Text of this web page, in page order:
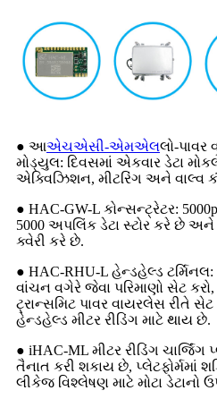
● આએચએસી-એમએલલો-પાવર
મોડ્યુલ: દિવસમાં એકવાર ડેટા
એક્વિઝિશન, મીટરિંગ અને વાલ્વ
● HAC-GW-L કોન્સન્ટ્રેટર:
5000 અપલિંક ડેટા સ્ટોર કરે છે અને
ક્વેરી કરે છે.
● HAC-RHU-L હેન્ડહેલ્ડ
વાંચન વગેરે જેવા પરિમાણો સેટ
ટ્રાન્સમિટ પાવર વાયરલેસ રીતે
હેન્ડહેલ્ડ મીટર રીડિંગ માટે થાય છે.
● iHAC-ML મીટર રીડિંગ ચાર્જિંગ
તૈનાત કરી શકાય છે, પ્લેટફોર્મમાં
લીકેજ વિશ્લેષણ માટે મોટા ડેટાનો